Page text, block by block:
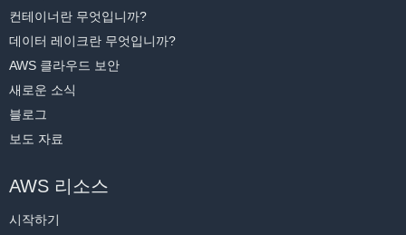
컨테이너란 무엇입니까?
데이터 레이크란 무엇입니까?
AWS 클라우드 보안
새로운 소식
블로그
보도 자료
AWS 리소스
시작하기